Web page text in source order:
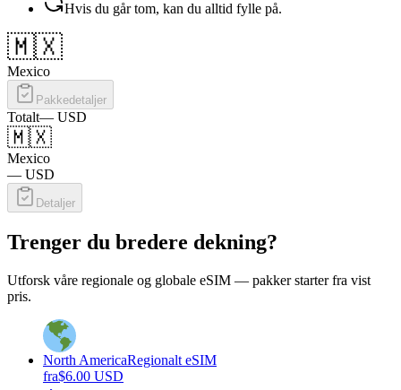
Hvis du går tom, kan du alltid fylle på.
🇲🇽
Mexico
Pakkedetaljer
Totalt— USD
🇲🇽
Mexico
— USD
Detaljer
Trenger du bredere dekning?
Utforsk våre regionale og globale eSIM — pakker starter fra vist
pris.
North AmericaRegionalt eSIM
fra$6.00 USD